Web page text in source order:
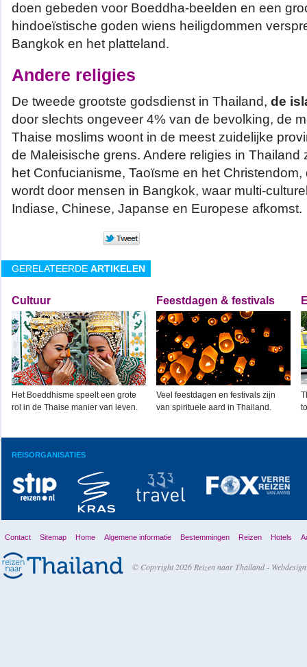
doen gebeden voor Boeddha-beelden en een
hindoeïstische goden wiens heiligdommen
Bangkok en het platteland.
Andere religies
De tweede grootste godsdienst in Thailand, de
door slechts ongeveer 4% van de bevolking, de
Thaise moslims woont in de meest zuidelijke
de Maleisische grens. Andere religies in Thailand
het Confucianisme, Taoïsme en het
wordt door mensen in Bangkok, waar multi-
Indiase, Chinese, Japanse en Europese afkomst.
GERELATEERDE ARTIKELEN
Cultuur
Het Boeddhisme speelt een grote
rol in de Thaise manier van leven.
Feestdagen & festivals
Veel feestdagen en festivals zijn
van spirituele aard in Thailand.
REISORGANISATIES
Contact Sitemap Home Algemene informatie Bestemmingen Reizen Hotels
© Copyright 2026 Reizen naar Thailand - Webdesign